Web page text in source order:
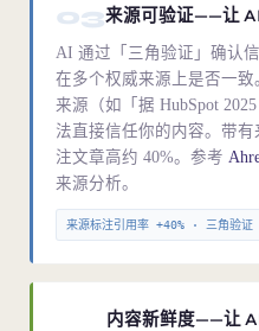
03来源可验证——让
AI 通过「三角验证」确认
在多个权威来源上是否一
来源（如「据 HubSpot
法直接信任你的内容。带
注文章高约 40%。参考
来源分析。
来源标注引用率 +40% · 三角验
内容新鲜度——让